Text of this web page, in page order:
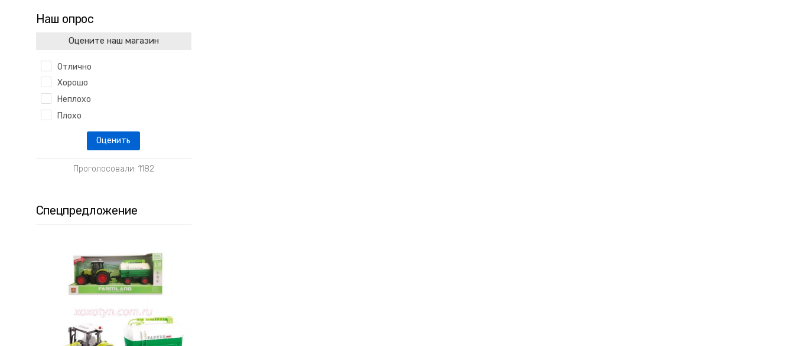
Наш опрос
Оцените наш магазин
Отлично
Хорошо
Неплохо
Плохо
Проголосовали: 1182
Спецпредложение